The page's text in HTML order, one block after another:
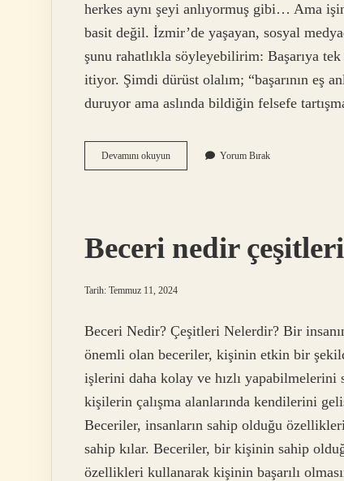
herkes aynı şeyi anlıyormuş gibi… Ama
basit değil. İzmir’de yaşayan, sosyal
şunu rahatlıkla söyleyebilirim: Başarıya
itiyor. Şimdi dürüst olalım; “başarının eş
duruyor ama aslında bildiğin felsefe
Devamını okuyunBaşarının
eş
Yorum Bırak
Beceri nedir
Tarih: Temmuz 11, 2024
Beceri Nedir? Çeşitleri Nelerdir? Bir
önemli olan beceriler, kişinin etkin bir
işlerini daha kolay ve hızlı
kişilerin çalışma alanlarında kendilerini
Beceriler, insanların sahip olduğu
sahip kılar. Beceriler, bir kişinin sahip
özellikleri kullanarak kişinin başarılı